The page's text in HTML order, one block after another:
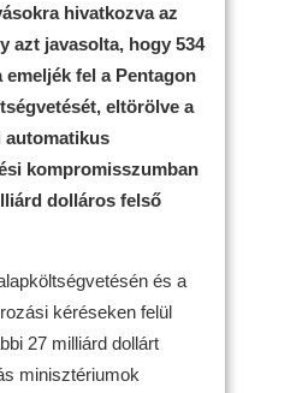
hivatkozva az
azt javasolta, hogy 534
fel a Pentagon
eltörölve a
automatikus
kompromisszumban
dolláros felső
és a
kéréseken felül
27 milliárd dollárt
minisztériumok